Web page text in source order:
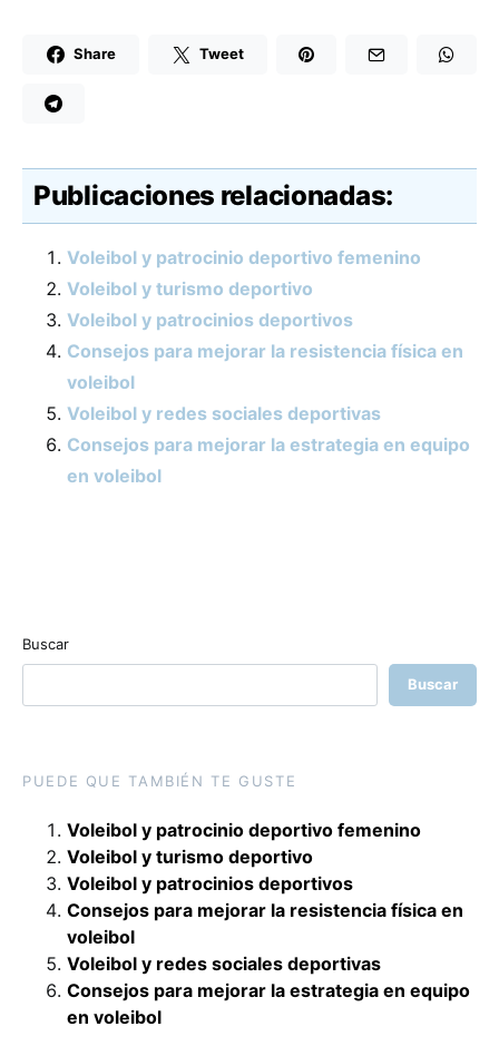
Share Tweet
Publicaciones relacionadas:
Voleibol y patrocinio deportivo femenino
Voleibol y turismo deportivo
Voleibol y patrocinios deportivos
Consejos para mejorar la resistencia física en
voleibol
Voleibol y redes sociales deportivas
Consejos para mejorar la estrategia en equipo
en voleibol
Buscar
Buscar
PUEDE QUE TAMBIÉN TE GUSTE
Voleibol y patrocinio deportivo femenino
Voleibol y turismo deportivo
Voleibol y patrocinios deportivos
Consejos para mejorar la resistencia física en
voleibol
Voleibol y redes sociales deportivas
Consejos para mejorar la estrategia en equipo
en voleibol